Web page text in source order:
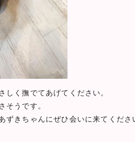
く撫でてあげてください。
そうです。
きちゃんにぜひ会いに来てくださ